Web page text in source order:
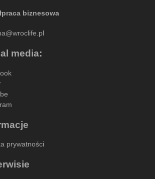
biznesowa
media:
prywatności